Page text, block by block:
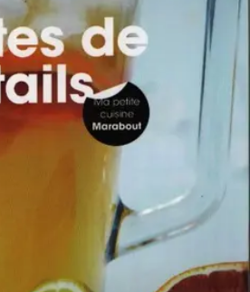
et RecettesRecettes
Recettes de